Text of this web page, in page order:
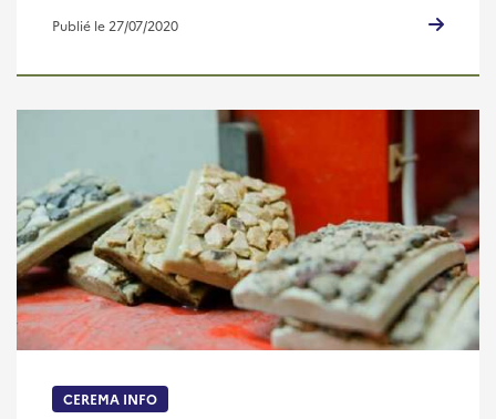
Publié le 27/07/2020
CEREMA INFO